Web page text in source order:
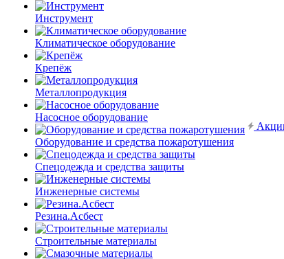
Инструмент
Климатическое оборудование
Крепёж
Металлопродукция
Насосное оборудование
Оборудование и средства пожаротушения
Спецодежда и средства защиты
Инженерные системы
Резина.Асбест
Строительные материалы